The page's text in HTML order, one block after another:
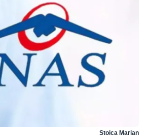
Stoica Marian